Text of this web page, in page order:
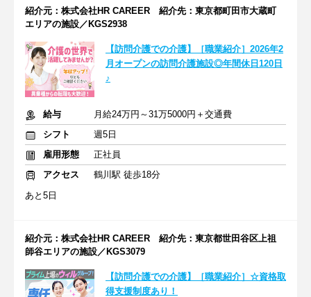
紹介元：株式会社HR CAREER 紹介先：東京都町田市大蔵町
エリアの施設／KGS2938
【訪問介護での介護】［職業紹介］2026年2
月オープンの訪問介護施設◎年間休日120日
♪
給与
月給24万円～31万5000円＋交通費
シフト
週5日
雇用形態
正社員
アクセス
鶴川駅 徒歩18分
あと5日
紹介元：株式会社HR CAREER 紹介先：東京都世田谷区上祖
師谷エリアの施設／KGS3079
【訪問介護での介護】［職業紹介］☆資格取
得支援制度あり！